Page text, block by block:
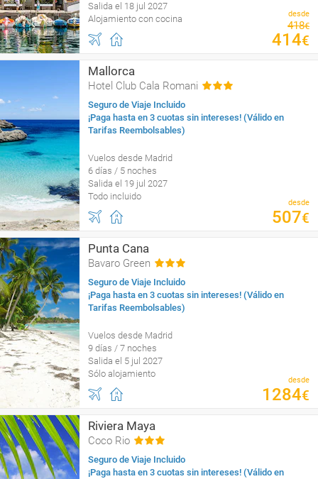
Salida el 18 jul 2027
Alojamiento con cocina
desde
418€
414€
Mallorca
Hotel Club Cala Romani
Seguro de Viaje Incluido
¡Paga hasta en 3 cuotas sin intereses! (Válido en
Tarifas Reembolsables)
Vuelos desde Madrid
6 días / 5 noches
Salida el 19 jul 2027
Todo incluido
desde
507€
Punta Cana
Bavaro Green
Seguro de Viaje Incluido
¡Paga hasta en 3 cuotas sin intereses! (Válido en
Tarifas Reembolsables)
Vuelos desde Madrid
9 días / 7 noches
Salida el 5 jul 2027
Sólo alojamiento
desde
1284€
Riviera Maya
Coco Rio
Seguro de Viaje Incluido
¡Paga hasta en 3 cuotas sin intereses! (Válido en